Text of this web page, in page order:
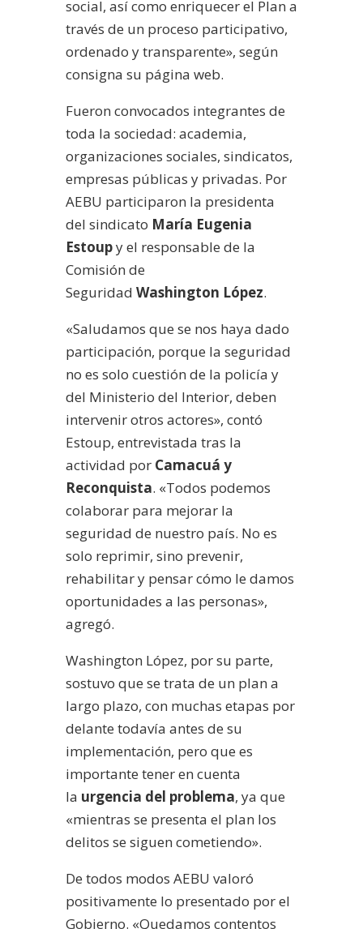
social, así como enriquecer el Plan a
través de un proceso participativo,
ordenado y transparente», según
consigna su página web.
Fueron convocados integrantes de
toda la sociedad: academia,
organizaciones sociales, sindicatos,
empresas públicas y privadas. Por
AEBU participaron la presidenta
del sindicato María Eugenia
Estoupy el responsable de la
Comisión de
Seguridad Washington López.
«Saludamos que se nos haya dado
participación, porque la seguridad
no es solo cuestión de la policía y
del Ministerio del Interior, deben
intervenir otros actores», contó
Estoup, entrevistada tras la
actividad por Camacuá y
Reconquista. «Todos podemos
colaborar para mejorar la
seguridad de nuestro país. No es
solo reprimir, sino prevenir,
rehabilitar y pensar cómo le damos
oportunidades a las personas»,
agregó.
Washington López, por su parte,
sostuvo que se trata de un plan a
largo plazo, con muchas etapas por
delante todavía antes de su
implementación, pero que es
importante tener en cuenta
la urgencia del problema, ya que
«mientras se presenta el plan los
delitos se siguen cometiendo».
De todos modos AEBU valoró
positivamente lo presentado por el
Gobierno. «Quedamos contentos